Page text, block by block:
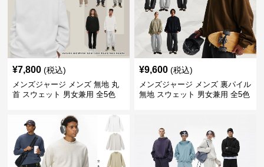
¥7,800 (税込)
メンズジャージ メンズ 無地 丸
首 スウェット 男女兼用 全5色
¥9,600 (税込)
メンズジャージ メンズ 裏パイル
無地 スウェット 男女兼用 全5色